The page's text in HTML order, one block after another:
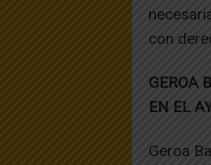
con
GEROA
EN EL
Geroa